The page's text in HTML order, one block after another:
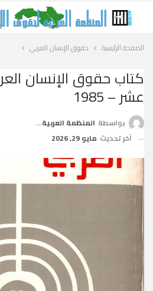
الصفحة الرئيسية حقوق الإنسان العربي
كتاب حقوق الإنسان
عشر – 1985
بواسطة المنظمة العربية لحقوق الإنسان
آخر تحديث مايو 29, 2026